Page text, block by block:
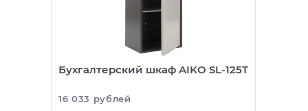
Бухгалтерский шкаф AIKO SL-125T
16 033 рублей